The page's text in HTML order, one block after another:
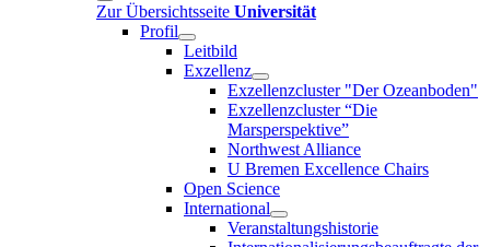
Zur Übersichtsseite Universität
Profil
Leitbild
Exzellenz
Exzellenzcluster "Der Ozeanboden"
Exzellenzcluster “Die
Marsperspektive”
Northwest Alliance
U Bremen Excellence Chairs
Open Science
International
Veranstaltungshistorie